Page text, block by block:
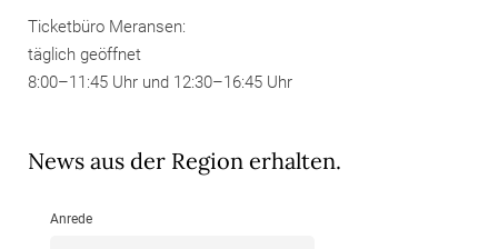
Ticketbüro Meransen:
täglich geöffnet
8:00–11:45 Uhr und 12:30–16:45 Uhr
News aus der Region erhalten.
Anrede